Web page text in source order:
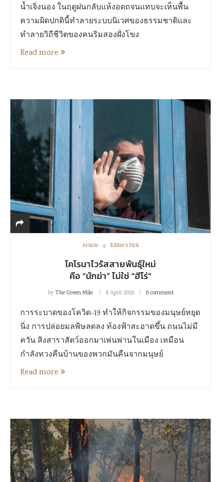
น้ำเจิ่งนอง ในฤดูฝนกลับแห้งอดถจนแทบจะเห็นพื้น
ความผิดปกตินี้ทำลายระบบนิเวศของธรรมชาติและ
ทำลายวิถีชีวิตของคนริมสองฝั่งโขง
Read more
Article Editor's Pick
โคโรนาไวรัสสายพันธุ์ใหม่
คือ “นักฆ่า” ไม่ใช่ “ฮีโร่”
byThe Green Mile 8 April 2020 0 comment
การระบาดของโควิด-19 ทำให้กิจกรรมของมนุษย์หยุด
นิ่ง การปล่อยมลพิษลดลง ท้องฟ้าสะอาดขึ้น ถนนไม่มี
ควัน สิงสาราสัตว์ออกมาเพ่นพ่านในเมือง เหมือน
กำลังทวงคืนบ้านของพวกมันคืนจากมนุษย์
Read more